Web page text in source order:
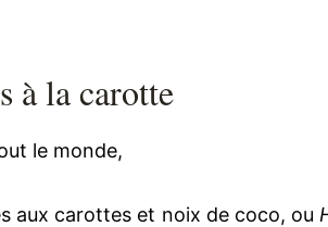
à la carotte
le monde,
aux carottes et noix de coco, ou